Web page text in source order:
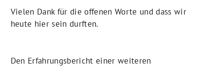
Vielen Dank für die offenen Worte und dass wir
heute hier sein durften.
Den Erfahrungsbericht einer weiteren